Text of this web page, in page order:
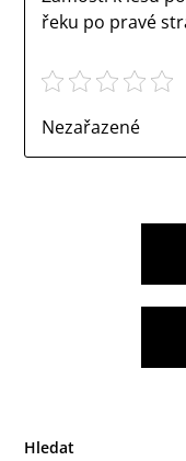
řeku po pravé
Nezařazené
příspěvek
Hledat